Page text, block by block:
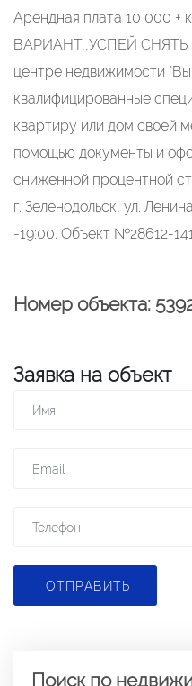
Арендная плата 10 000
ВАРИАНТ,,УСПЕЙ
центре недвижимости
квалифицированные
квартиру или дом своей
помощью документы и
сниженной процентной
г. Зеленодольск, ул.
-19:00. Объект №28612-
Номер объекта:
Заявка на объект
ОТПРАВИТЬ
Поиск по